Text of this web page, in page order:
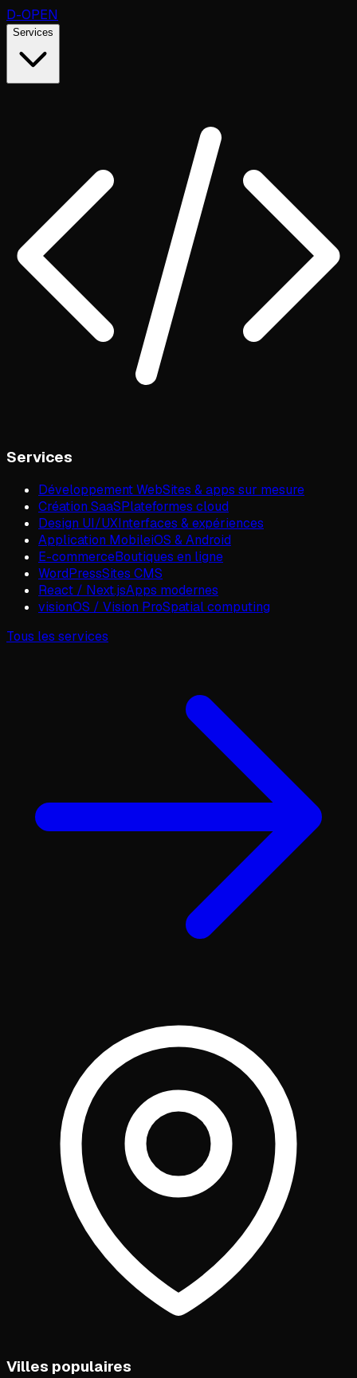
D-OPEN
Services
Services
Développement WebSites & apps sur mesure
Création SaaSPlateformes cloud
Design UI/UXInterfaces & expériences
Application MobileiOS & Android
E-commerceBoutiques en ligne
WordPressSites CMS
React / Next.jsApps modernes
visionOS / Vision ProSpatial computing
Tous les services
Villes populaires